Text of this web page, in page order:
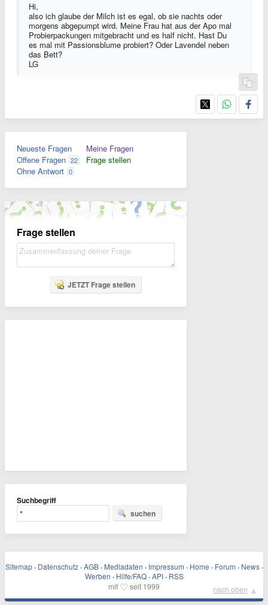
Hi,
also ich glaube der Milch ist es egal, ob sie nachts oder
morgens abgepumpt wird. Meine Frau hat aus der Apo mal
Probierpackungen mitgebracht und es half nicht. Hast Du
es mal mit Passionsblume probiert? Oder Lavendel neben
das Bett?
LG
Neueste Fragen
Offene Fragen 22
Ohne Antwort 0
Meine Fragen
Frage stellen
Frage stellen
JETZT Frage stellen
Suchbegriff
suchen
Sitemap · Datenschutz · AGB · Mediadaten · Impressum · Home · Forum · News ·
Werben · Hilfe/FAQ · API · RSS
mit ♡ seit 1999 nach oben ▲